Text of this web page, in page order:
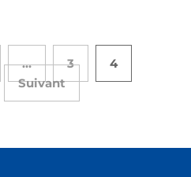
… 3
4
Suivant